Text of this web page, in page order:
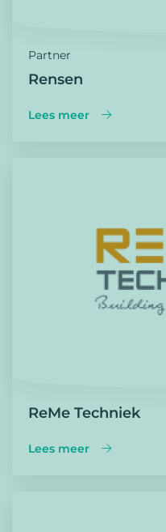
Partner
Rensen
Lees meer
ReMe Techniek
Lees meer